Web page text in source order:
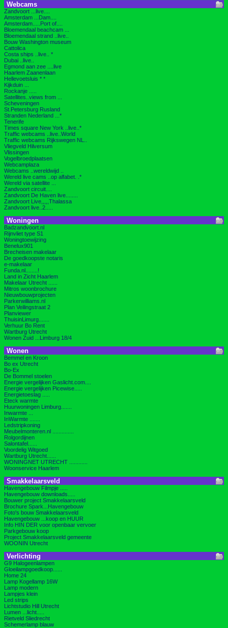
Webcams
Zandvoort ...live....
Amsterdam ...Dam....
Amsterdam.....Port of....
Bloemendaal beachcam ...
Bloemendaal strand ..live..
Bouw Washington museum
Cattolica
Costa ships ..live.. *
Dubai ..live..
Egmond aan zee ....live
Haarlem Zaanenlaan
Hellevoetsluis * *
Kijkduin ...
Rockanje .....
Satellites..views from ...
Scheveningen
St.Petersburg Rusland
Stranden Nederland ...*
Tenerife
Times square New York ..live..*
Traffic webcams ..live..World
Traffic webcams Rijkswegen NL..
Vliegveld Hilversum
Vlissingen
Vogelbroedplaatsen
Webcamplaza
Webcams ..wereldwijd ..
Wereld live cams ..op alfabet. .*
Wereld via satellite ...
Zandvoort circuit....
Zandvoort De Haven live........
Zandvoort Live,,,,,Thalassa
Zandvoort live..2.....
Woningen
Badzandvoort.nl
Rijnvliet type S1
Woningtoewijzing
Benelux901
Brecheisen makelaar
De goedkoopste notaris
e-makelaar
Funda.nl........!
Land in Zicht Haarlem
Makelaar Utrecht ......
Mitros woonbrochure
Nieuwbouwprojecten
Parkerwilliams.nl
Plan Veilingstraat 2
Planviewer
ThuisinLimurg.......
Verhuur Bo Rent
Wartburg Utrecht
Wonen Zuid ...Limburg 18/4
Wonen
Bemmel en Kroon
Bo ex Utrecht
Bo-Ex
De Bommel stoelen
Energie vergelijken Gaslicht.com....
Energie vergelijken Picewise.....
Energietoeslag .....
Eteck warmte
Huurwoningen Limburg.......
Inwarmte ...
InWarmte .......
Ledstripkoning
Meubelmonteren.nl ..............
Rolgordijnen
Salontafel......
Voordelig Witgoed
Wartburg Utrecht......
WONINGNET UTRECHT ............
Woonservice Haarlem
Smakkelaarsveld
Havengebouw Filmpje .....
Havengebouw downloads.....
Bouwer project Smakkelaarsveld
Brochure Spark...Havengebouw
Foto's bouw Smakkelaarsveld
Havengebouw ...koop en HUUR
Info HIN DER voor openbaar vervoer
Parkgebouw koop
Project Smakkelaarsveld gemeente
WOONIN Utrecht
Verlichting
G9 Halogeenlampen
Gloeilampgoedkoop......
Home 24
Lamp Kogellamp 16W
Lamp modern
Lampjes klein
Led strips
Lichtstudio Hill Utrecht
Lumen ...licht.....
Rietveld Sliedrecht
Schemerlamp blauw